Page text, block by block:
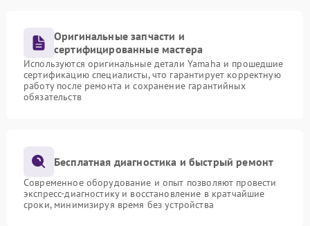
Оригинальные запчасти и
сертифицированные мастера
Используются оригинальные детали Yamaha и прошедшие
сертификацию специалисты, что гарантирует корректную
работу после ремонта и сохранение гарантийных
обязательств
Бесплатная диагностика и быстрый ремонт
Современное оборудование и опыт позволяют провести
экспресс-диагностику и восстановление в кратчайшие
сроки, минимизируя время без устройства